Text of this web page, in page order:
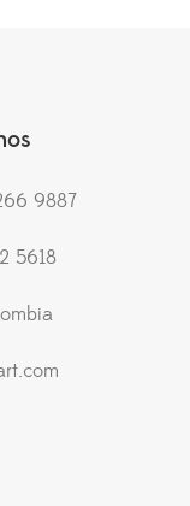
9887
5618